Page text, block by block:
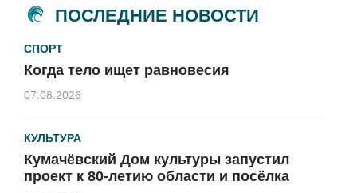
ПОСЛЕДНИЕ НОВОСТИ
СПОРТ
Когда тело ищет равновесия
07.08.2026
КУЛЬТУРА
Кумачёвский Дом культуры запустил
проект к 80-летию области и посёлка